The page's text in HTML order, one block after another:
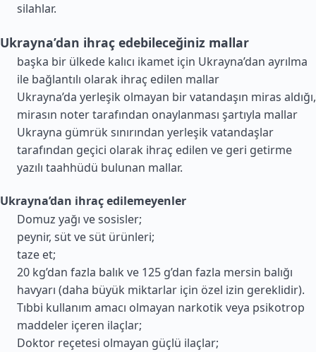
silahlar.
Ukrayna’dan ihraç edebileceğiniz mallar
başka bir ülkede kalıcı ikamet için Ukrayna’dan ayrılma
ile bağlantılı olarak ihraç edilen mallar
Ukrayna’da yerleşik olmayan bir vatandaşın miras aldığı,
mirasın noter tarafından onaylanması şartıyla mallar
Ukrayna gümrük sınırından yerleşik vatandaşlar
tarafından geçici olarak ihraç edilen ve geri getirme
yazılı taahhüdü bulunan mallar.
Ukrayna’dan ihraç edilemeyenler
Domuz yağı ve sosisler;
peynir, süt ve süt ürünleri;
taze et;
20 kg’dan fazla balık ve 125 g’dan fazla mersin balığı
havyarı (daha büyük miktarlar için özel izin gereklidir).
Tıbbi kullanım amacı olmayan narkotik veya psikotrop
maddeler içeren ilaçlar;
Doktor reçetesi olmayan güçlü ilaçlar;